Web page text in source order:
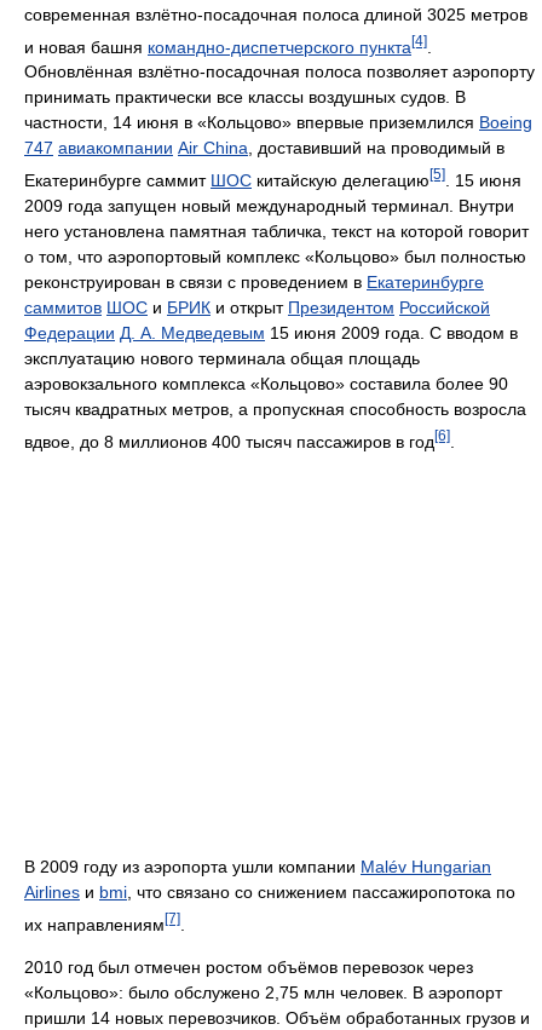
современная взлётно-посадочная полоса длиной 3025 метров
и новая башня командно-диспетчерского пункта[4]
Обновлённая взлётно-посадочная полоса позволяет аэропорту
принимать практически все классы воздушных судов. В
частности, 14 июня в «Кольцово» впервые приземлился Boeing
747 авиакомпании Air China, доставивший на проводимый в
Екатеринбурге саммит ШОС китайскую делегацию [5]
. 15 июня
2009 года запущен новый международный терминал. Внутри
него установлена памятная табличка, текст на которой говорит
о том, что аэропортовый комплекс «Кольцово» был полностью
реконструирован в связи с проведением в Екатеринбурге
саммитов ШОС и БРИК и открыт Президентом Российской
Федерации Д. А. Медведевым 15 июня 2009 года. С вводом в
эксплуатацию нового терминала общая площадь
аэровокзального комплекса «Кольцово» составила более 90
тысяч квадратных метров, а пропускная способность возросла
вдвое, до 8 миллионов 400 тысяч пассажиров в год[6]
В 2009 году из аэропорта ушли компании Malév Hungarian
Airlines и bmi , что связано со снижением пассажиропотока по
их направлениям[7]
2010 год был отмечен ростом объёмов перевозок через
«Кольцово»: было обслужено 2,75 млн человек. В аэропорт
пришли 14 новых перевозчиков. Объём обработанных грузов и